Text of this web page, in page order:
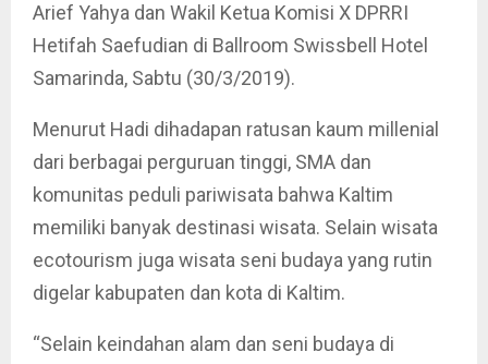
Arief Yahya dan Wakil Ketua Komisi X DPRRI
Hetifah Saefudian di Ballroom Swissbell Hotel
Samarinda, Sabtu (30/3/2019).
Menurut Hadi dihadapan ratusan kaum millenial
dari berbagai perguruan tinggi, SMA dan
komunitas peduli pariwisata bahwa Kaltim
memiliki banyak destinasi wisata. Selain wisata
ecotourism juga wisata seni budaya yang rutin
digelar kabupaten dan kota di Kaltim.
“Selain keindahan alam dan seni budaya di